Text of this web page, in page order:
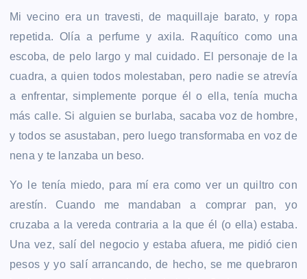
Mi vecino era un travesti, de maquillaje barato, y ropa
repetida. Olía a perfume y axila. Raquítico como una
escoba, de pelo largo y mal cuidado. El personaje de la
cuadra, a quien todos molestaban, pero nadie se atrevía
a enfrentar, simplemente porque él o ella, tenía mucha
más calle. Si alguien se burlaba, sacaba voz de hombre,
y todos se asustaban, pero luego transformaba en voz de
nena y te lanzaba un beso.
Yo le tenía miedo, para mí era como ver un quiltro con
arestín. Cuando me mandaban a comprar pan, yo
cruzaba a la vereda contraria a la que él (o ella) estaba.
Una vez, salí del negocio y estaba afuera, me pidió cien
pesos y yo salí arrancando, de hecho, se me quebraron